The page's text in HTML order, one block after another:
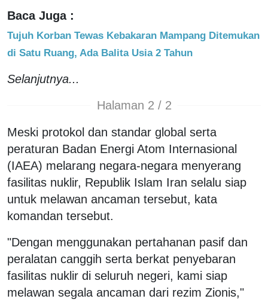
Baca Juga :
Tujuh Korban Tewas Kebakaran Mampang Ditemukan
di Satu Ruang, Ada Balita Usia 2 Tahun
Selanjutnya...
Halaman 2 / 2
Meski protokol dan standar global serta
peraturan Badan Energi Atom Internasional
(IAEA) melarang negara-negara menyerang
fasilitas nuklir, Republik Islam Iran selalu siap
untuk melawan ancaman tersebut, kata
komandan tersebut.
"Dengan menggunakan pertahanan pasif dan
peralatan canggih serta berkat penyebaran
fasilitas nuklir di seluruh negeri, kami siap
melawan segala ancaman dari rezim Zionis,"